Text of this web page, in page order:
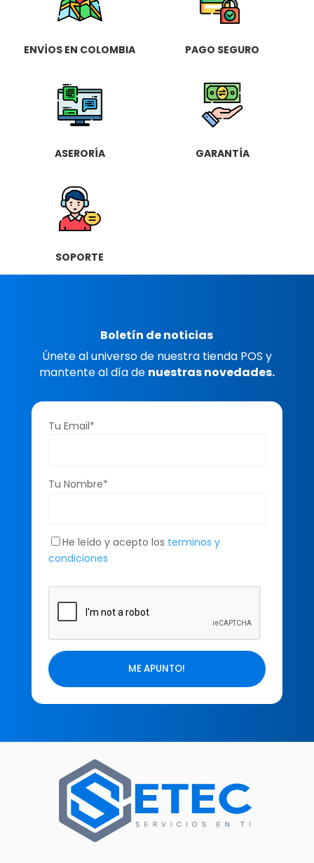
ENVÍOS EN COLOMBIA PAGO SEGURO
ASERORÍA GARANTÍA
SOPORTE
Boletín de noticias
Únete al universo de nuestra tienda POS y
mantente al día de nuestras novedades.
Tu Email*
Tu Nombre*
He leído y acepto los terminos y
condiciones